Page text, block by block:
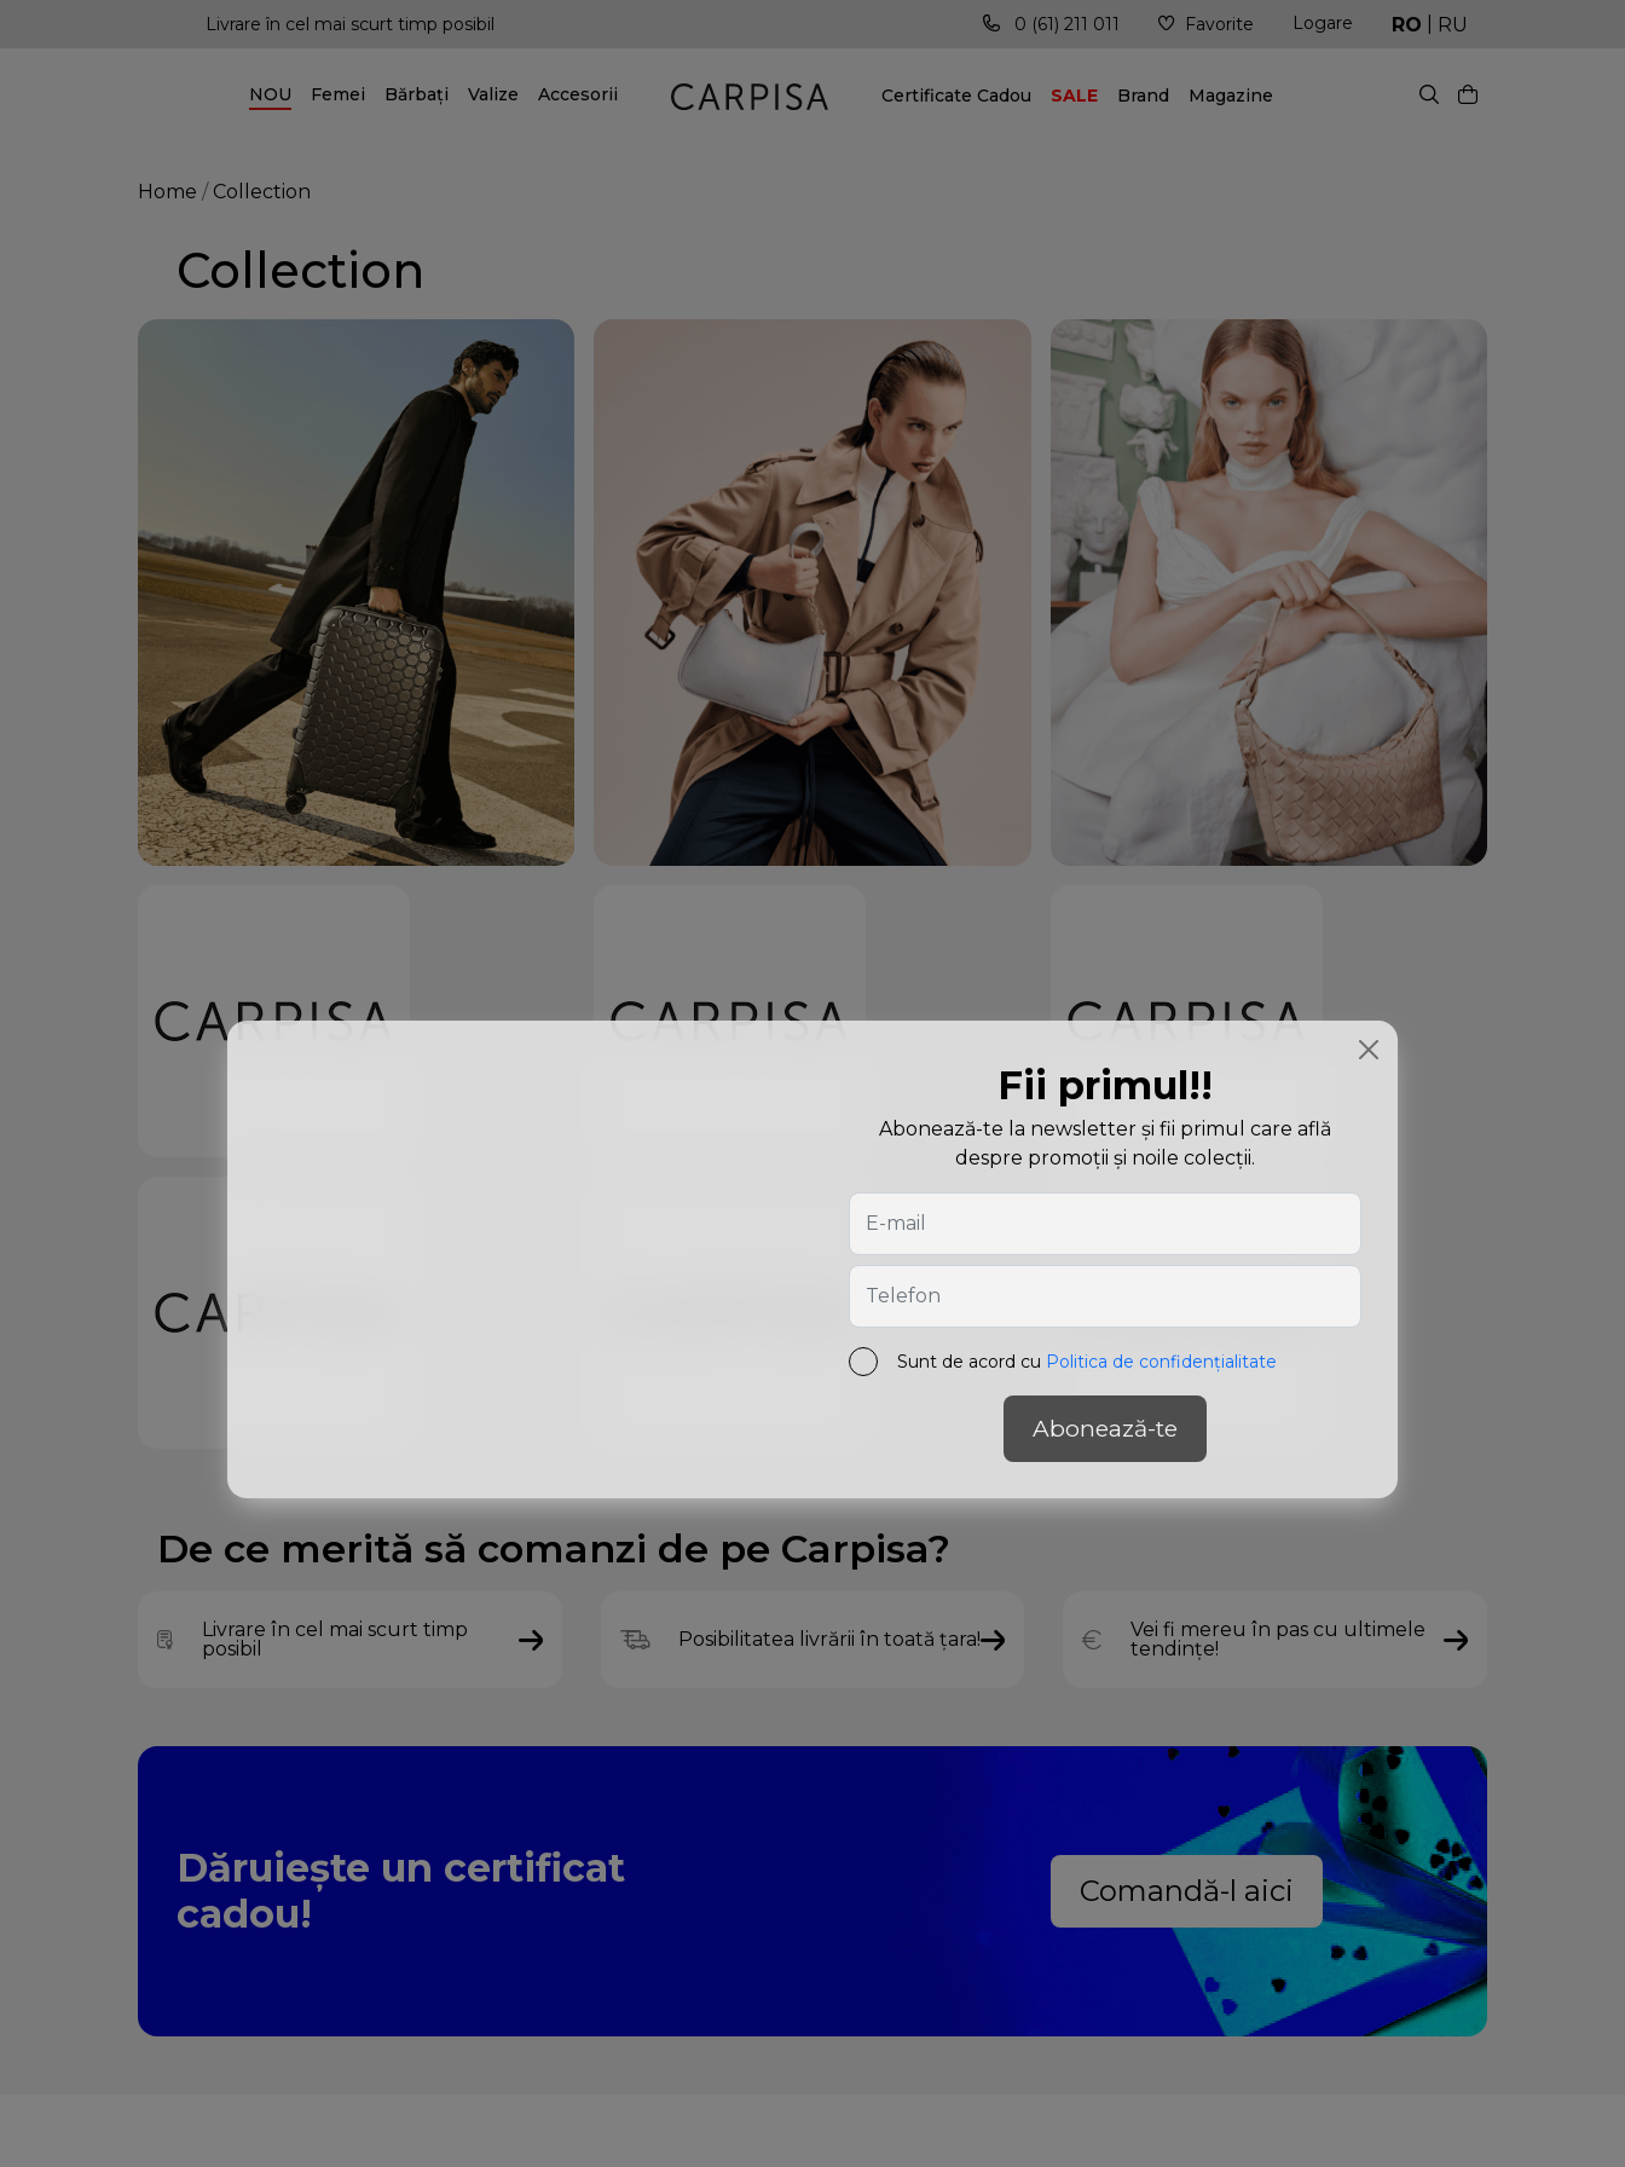
în cel mai scurt timp posibil Posibilitatea livrării în toată țara! Vei fi mereu în pas cu ultimele tendințe! Livrare în cel mai scurt timp posibil
0 (61) 211 011 Favorite Logare RO RU
NOU Femei Bărbați Valize Accesorii Certificate Cadou SALE Brand Magazine
Home Collection
Collection
De ce merită să comanzi de pe Carpisa?
Livrare în cel mai scurt timp
posibil
Posibilitatea livrării în toată țara!
Vei fi mereu în pas cu ultimele
tendințe!
Dăruiește un certificat
cadou!
Comandă-l aici
Fii primul!!
Abonează-te la newsletter și fii primul care află
despre promoții și noile colecții.
Sunt de acord cu Politica de confidențialitate
Abonează-te